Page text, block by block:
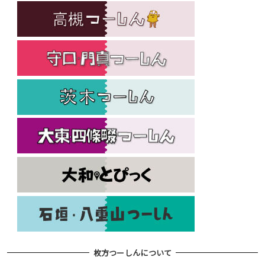
枚方つーしんについて